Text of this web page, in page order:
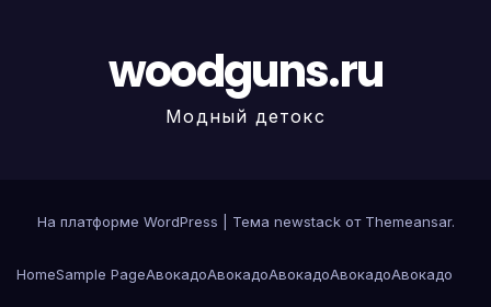
woodguns.ru
Модный детокс
На платформе WordPress Тема newstack от Themeansar.
HomeSample PageАвокадоАвокадоАвокадоАвокадоАвокадо